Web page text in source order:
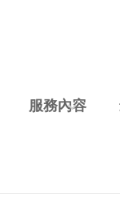
服務內容